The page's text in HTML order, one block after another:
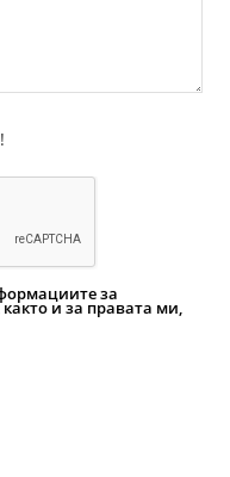
за
и за правата ми,